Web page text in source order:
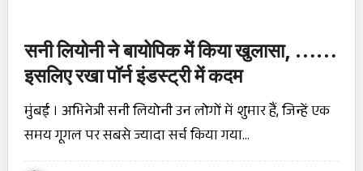
सनी लियोनी ने बायोपिक में किया खुलासा, ……
इसलिए रखा पॉर्न इंडस्ट्री में कदम
मुंबई । अभिनेत्री सनी लियोनी उन लोगों में शुमार हैं, जिन्हें एक
समय गूगल पर सबसे ज्यादा सर्च किया गया…